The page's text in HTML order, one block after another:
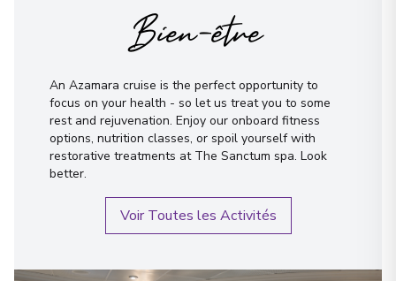
Bien-être
An Azamara cruise is the perfect opportunity to
focus on your health - so let us treat you to some
rest and rejuvenation. Enjoy our onboard fitness
options, nutrition classes, or spoil yourself with
restorative treatments at The Sanctum spa. Look
better.
Voir Toutes les Activités